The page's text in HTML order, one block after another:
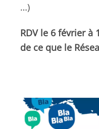
…)
RDV le 6 février
de ce que le